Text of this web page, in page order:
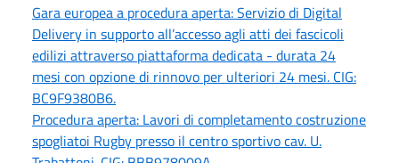
Gara europea a procedura aperta: Servizio di Digital
Delivery in supporto all’accesso agli atti dei fascicoli
edilizi attraverso piattaforma dedicata - durata 24
mesi con opzione di rinnovo per ulteriori 24 mesi. CIG:
BC9F9380B6.
Procedura aperta: Lavori di completamento costruzione
spogliatoi Rugby presso il centro sportivo cav. U.